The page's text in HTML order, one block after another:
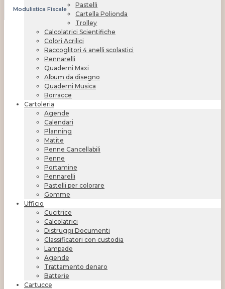
Modulistica Fiscale
Pastelli
Cartella Polionda
Trolley
Calcolatrici Scientifiche
Colori Acrilici
Raccoglitori 4 anelli scolastici
Pennarelli
Quaderni Maxi
Album da disegno
Quaderni Musica
Borracce
Cartoleria
Agende
Calendari
Planning
Matite
Penne Cancellabili
Penne
Portamine
Pennarelli
Pastelli per colorare
Gomme
Ufficio
Cucitrice
Calcolatrici
Distruggi Documenti
Classificatori con custodia
Lampade
Agende
Trattamento denaro
Batterie
Cartucce